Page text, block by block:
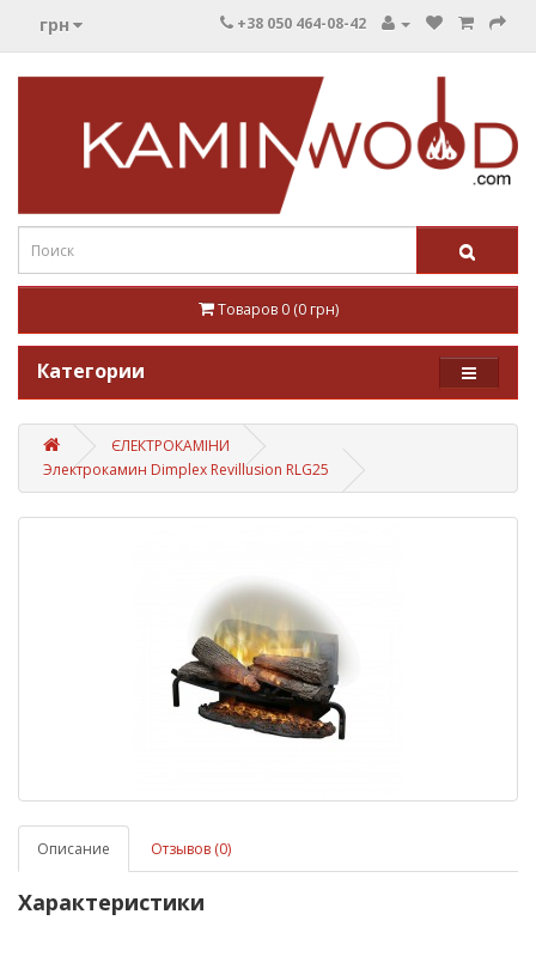
грн +38 050 464-08-42
Товаров 0 (0 грн)
Категории
ЄЛЕКТРОКАМІНИ
Электрокамин Dimplex Revillusion RLG25
Описание Отзывов (0)
Характеристики